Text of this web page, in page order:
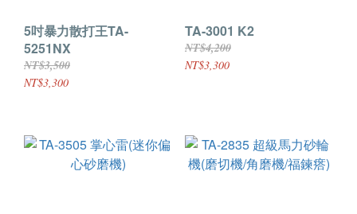
5吋暴力散打王TA-
5251NX
NT$3,500
NT$3,300
TA-3001 K2
NT$4,200
NT$3,300